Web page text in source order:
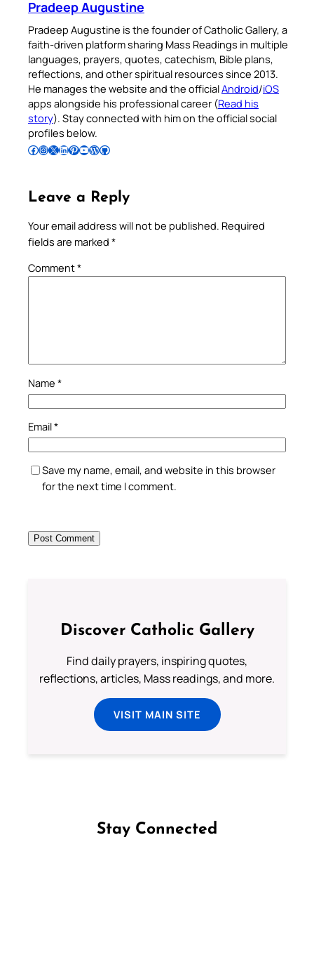
Pradeep Augustine
Pradeep Augustine is the founder of Catholic Gallery, a
faith-driven platform sharing Mass Readings in multiple
languages, prayers, quotes, catechism, Bible plans,
reflections, and other spiritual resources since 2013.
He manages the website and the officialAndroid/iOS
apps alongside his professional career (Read his
story). Stay connected with him on the official social
profiles below.
Follow Pradeep on Facebook Follow Pradeep on InstagramFollow Pradeep on X Follow Pradeep on LinkedIn Follow Pradeep on Pinterest Subscribe to Pradeep’s Youtube Channel Follow Pradeep on WordPress Follow Pradeep on GitHub
Leave a Reply
Your email address will not be published. Required
fields are marked *
Comment*
Name *
Email*
Save my name, email, and website in this browser
for the next time I comment.
Discover Catholic Gallery
Find daily prayers, inspiring quotes,
reflections, articles, Mass readings, and more.
VISIT MAIN SITE
Stay Connected